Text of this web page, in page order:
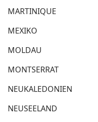
MARTINIQUE
MEXIKO
MOLDAU
MONTSERRAT
NEUKALEDONIEN
NEUSEELAND